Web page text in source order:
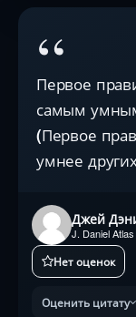
“
Первое
самым
(Первое
умнее
Джей
J. Daniel Atlas
Нет оценок
Оценить цитату